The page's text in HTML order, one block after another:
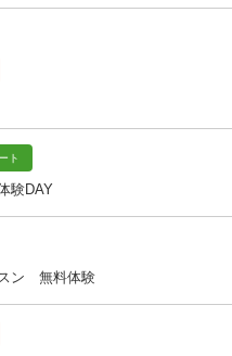
ト
験DAY
ン 無料体験